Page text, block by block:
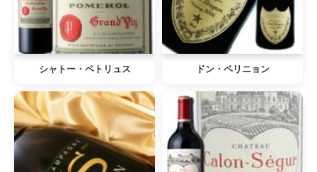
シャトー・ペトリュス ドン・ペリニョン